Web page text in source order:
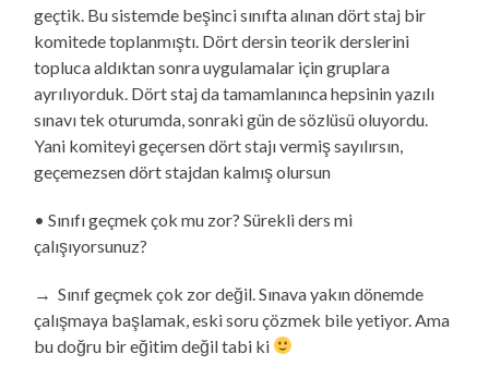
geçtik. Bu sistemde beşinci sınıfta alınan dört staj bir
komitede toplanmıştı. Dört dersin teorik derslerini
topluca aldıktan sonra uygulamalar için gruplara
ayrılıyorduk. Dört staj da tamamlanınca hepsinin yazılı
sınavı tek oturumda, sonraki gün de sözlüsü oluyordu.
Yani komiteyi geçersen dört stajı vermiş sayılırsın,
geçemezsen dört stajdan kalmış olursun
• Sınıfı geçmek çok mu zor? Sürekli ders mi
çalışıyorsunuz?
→ Sınıf geçmek çok zor değil. Sınava yakın dönemde
çalışmaya başlamak, eski soru çözmek bile yetiyor. Ama
bu doğru bir eğitim değil tabi ki